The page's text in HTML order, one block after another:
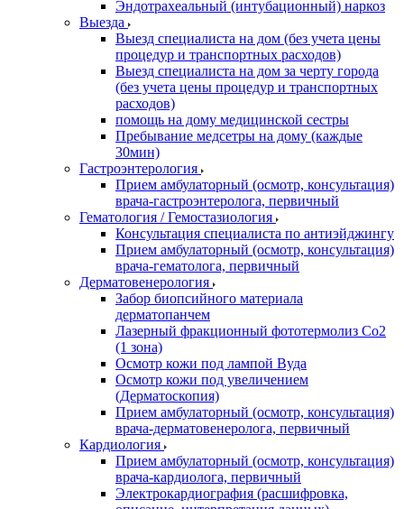
Эндотрахеальный (интубационный) наркоз
Выезда
Выезд специалиста на дом (без учета цены
процедур и транспортных расходов)
Выезд специалиста на дом за черту города
(без учета цены процедур и транспортных
расходов)
помощь на дому медицинской сестры
Пребывание медсетры на дому (каждые
30мин)
Гастроэнтерология
Прием амбулаторный (осмотр, консультация)
врача-гастроэнтеролога, первичный
Гематология / Гемостазиология
Консультация специалиста по антиэйджингу
Прием амбулаторный (осмотр, консультация)
врача-гематолога, первичный
Дерматовенерология
Забор биопсийного материала
дерматопанчем
Лазерный фракционный фототермолиз Со2
(1 зона)
Осмотр кожи под лампой Вуда
Осмотр кожи под увеличением
(Дерматоскопия)
Прием амбулаторный (осмотр, консультация)
врача-дерматовенеролога, первичный
Кардиология
Прием амбулаторный (осмотр, консультация)
врача-кардиолога, первичный
Электрокардиография (расшифровка,